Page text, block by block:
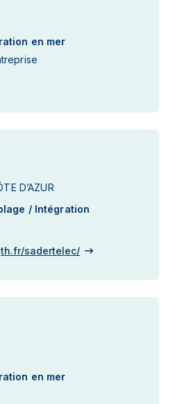
en mer
D’AZUR
/ Intégration
sadertelec/
en mer